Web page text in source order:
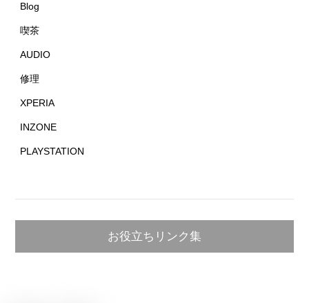
Blog
喫茶
AUDIO
修理
XPERIA
INZONE
PLAYSTATION
お役立ちリンク集